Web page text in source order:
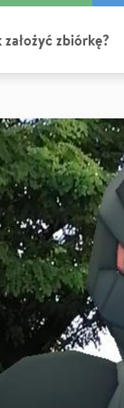
założyć zbiórkę?